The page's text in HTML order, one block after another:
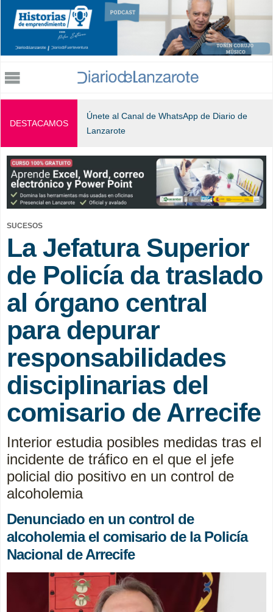
Jump to navigation
DESTACAMOS
Únete al Canal de WhatsApp de Diario de
Lanzarote
SUCESOS
La Jefatura Superior
de Policía da traslado
al órgano central
para depurar
responsabilidades
disciplinarias del
comisario de Arrecife
Interior estudia posibles medidas tras el
incidente de tráfico en el que el jefe
policial dio positivo en un control de
alcoholemia
Denunciado en un control de
alcoholemia el comisario de la Policía
Nacional de Arrecife